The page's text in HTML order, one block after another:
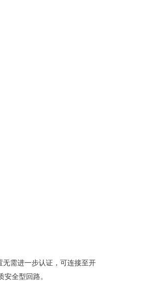
无需进一步认证，可连接至开
安全型回路。